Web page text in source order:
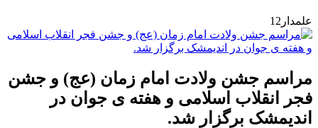
علمدار12
مراسم جشن ولادت امام زمان (عج) و جشن
فجر انقلاب اسلامی و هفته ی جوان در
اندیمشک برگزار شد.